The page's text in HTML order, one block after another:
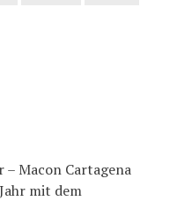
– Macon Cartagena
mit dem